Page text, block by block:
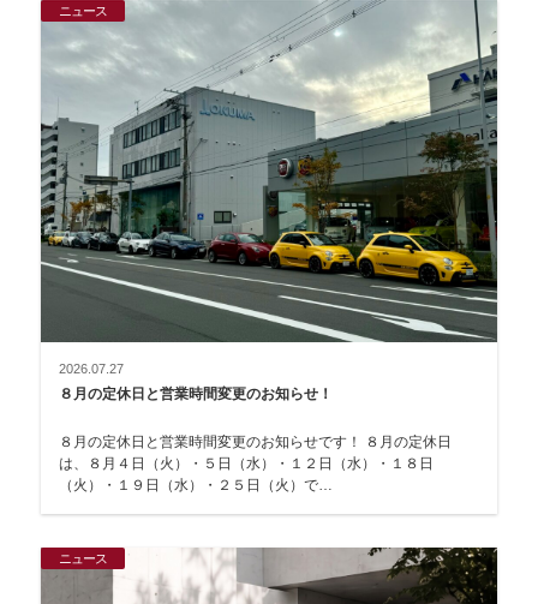
ニュース
2026.07.27
８月の定休日と営業時間変更のお知らせ！
８月の定休日と営業時間変更のお知らせです！ ８月の定休日
は、８月４日（火）・５日（水）・１２日（水）・１８日
（火）・１９日（水）・２５日（火）で…
ニュース